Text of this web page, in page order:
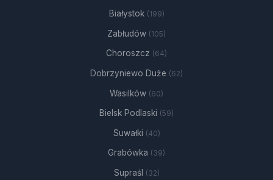
Białystok (199)
Zabłudów (105)
Choroszcz (64)
Dobrzyniewo Duże (62)
Wasilków (60)
Bielsk Podlaski (59)
Suwałki (40)
Grabówka (39)
Supraśl (32)